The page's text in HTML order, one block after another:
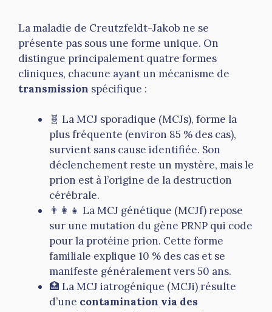
La maladie de Creutzfeldt-Jakob ne se
présente pas sous une forme unique. On
distingue principalement quatre formes
cliniques, chacune ayant un mécanisme de
transmission spécifique :
🧬 La MCJ sporadique (MCJs), forme la
plus fréquente (environ 85 % des cas),
survient sans cause identifiée. Son
déclenchement reste un mystère, mais le
prion est à l’origine de la destruction
cérébrale.
👨‍👩‍👧 La MCJ génétique (MCJf) repose
sur une mutation du gène PRNP qui code
pour la protéine prion. Cette forme
familiale explique 10 % des cas et se
manifeste généralement vers 50 ans.
🏥 La MCJ iatrogénique (MCJi) résulte
d’une contamination via des